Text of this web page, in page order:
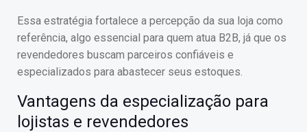
Essa estratégia fortalece a percepção da sua loja como
referência, algo essencial para quem atua B2B, já que os
revendedores buscam parceiros confiáveis e
especializados para abastecer seus estoques.
Vantagens da especialização para
lojistas e revendedores